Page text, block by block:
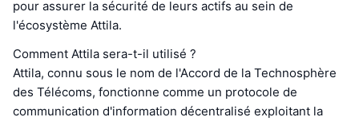
pour assurer la sécurité de leurs actifs au sein de
l'écosystème Attila.
Comment Attila sera-t-il utilisé ?
Attila, connu sous le nom de l'Accord de la Technosphère
des Télécoms, fonctionne comme un protocole de
communication d'information décentralisé exploitant la